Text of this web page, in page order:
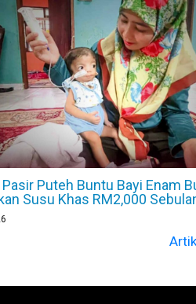
Pasir Puteh Buntu Bayi Enam
Susu Khas RM2,000